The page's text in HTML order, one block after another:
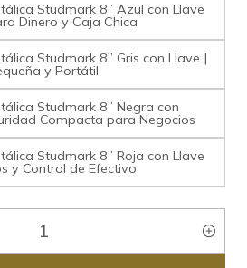
Studmark 8” Azul con Llave
Dinero y Caja Chica
Studmark 8” Gris con Llave |
y Portátil
Studmark 8” Negra con
Compacta para Negocios
Studmark 8” Roja con Llave
y Control de Efectivo